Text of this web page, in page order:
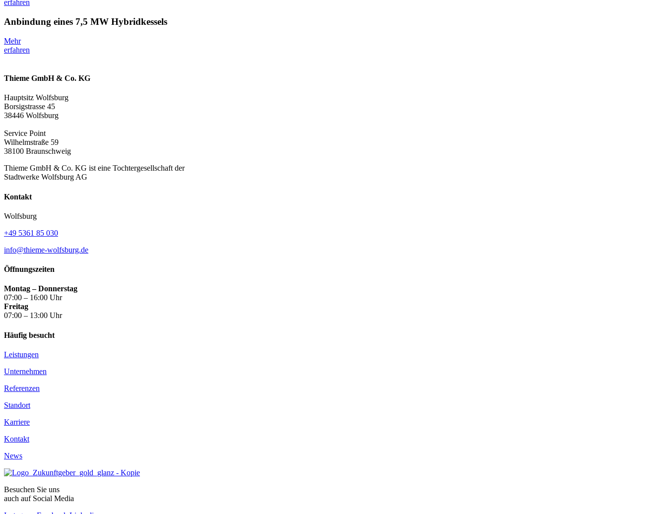
erfahren
Anbindung eines 7,5 MW Hybridkessels
Mehr
erfahren
Thieme GmbH & Co. KG
Hauptsitz Wolfsburg
Borsigstrasse 45
38446 Wolfsburg
Service Point
Wilhelmstraße 59
38100 Braunschweig
Thieme GmbH & Co. KG ist eine Tochtergesellschaft der
Stadtwerke Wolfsburg AG
Kontakt
Wolfsburg
+49 5361 85 030
info@thieme-wolfsburg.de
Öffnungszeiten
Montag – Donnerstag
07:00 – 16:00 Uhr
Freitag
07:00 – 13:00 Uhr
Häufig besucht
Leistungen
Unternehmen
Referenzen
Standort
Karriere
Kontakt
News
Besuchen Sie uns
auch auf Social Media